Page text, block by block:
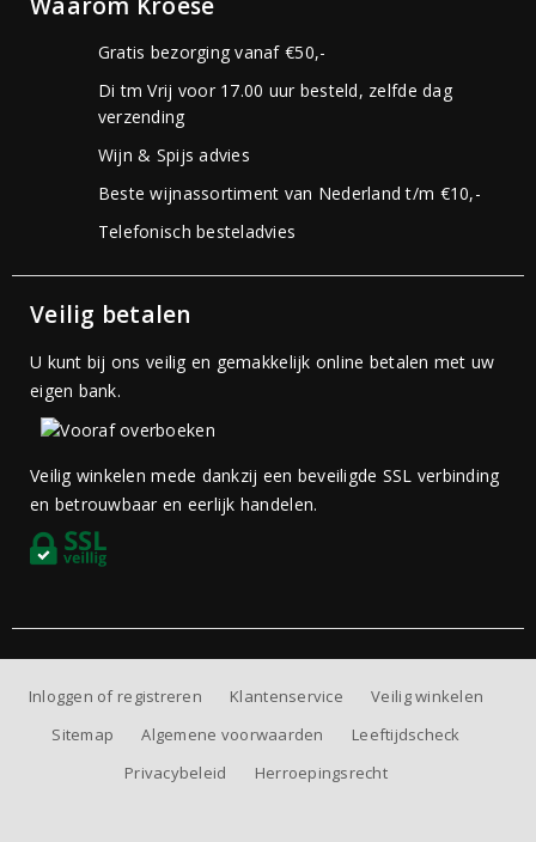
Waarom Kroese
Gratis bezorging vanaf €50,-
Di tm Vrij voor 17.00 uur besteld, zelfde dag
verzending
Wijn & Spijs advies
Beste wijnassortiment van Nederland t/m €10,-
Telefonisch besteladvies
Veilig betalen
U kunt bij ons veilig en gemakkelijk online betalen met uw
eigen bank.
Veilig winkelen mede dankzij een beveiligde SSL verbinding
en betrouwbaar en eerlijk handelen.
Inloggen of registreren Klantenservice
Veilig winkelen
Sitemap
Algemene voorwaarden
Leeftijdscheck
Privacybeleid
Herroepingsrecht